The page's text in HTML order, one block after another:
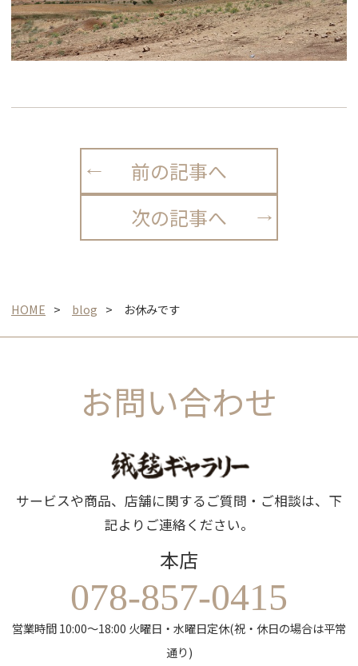
前の記事へ
次の記事へ
HOME blog お休みです
お問い合わせ
サービスや商品、店舗に関するご質問・ご相談は、下
記よりご連絡ください。
本店
078-857-0415
営業時間 10:00～18:00 火曜日・水曜日定休(祝・休日の場合は平常
通り)